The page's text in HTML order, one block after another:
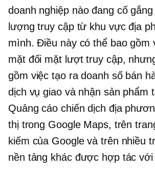
doanh nghiệp nào đang cố
lượng truy cập từ khu vực địa
mình. Điều này có thể bao gồm
mặt đối mặtlượt truy cập,
gồm việc tạo ra doanh số bán
dịch vụ giao và nhận sản phẩm
Quảng cáo chiến dịch địa
thị trong Google Maps, trên
kiếm của Google và trên nhiều
nền tảng khác được hợp tác với